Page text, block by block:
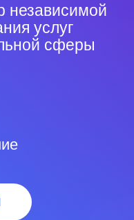
независимой
услуг
сферы